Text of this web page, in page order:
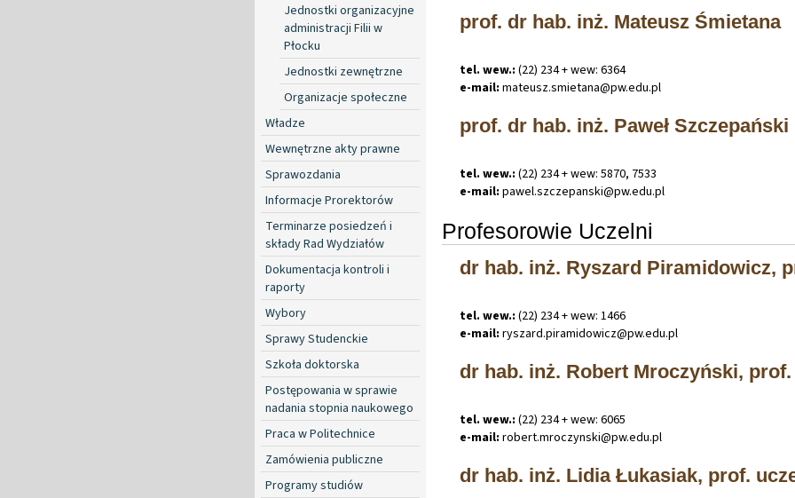
Jednostki organizacyjne
administracji Filii w
Płocku
Jednostki zewnętrzne
Organizacje społeczne
Władze
Wewnętrzne akty prawne
Sprawozdania
Informacje Prorektorów
Terminarze posiedzeń i
składy Rad Wydziałów
Dokumentacja kontroli i
raporty
Wybory
Sprawy Studenckie
Szkoła doktorska
Postępowania w sprawie
nadania stopnia naukowego
Praca w Politechnice
Zamówienia publiczne
Programy studiów
prof. dr hab. inż. Mateusz Śmietana
tel. wew.: (22) 234 + wew: 6364
e-mail: mateusz.smietana@pw.edu.pl
prof. dr hab. inż. Paweł Szczepański
tel. wew.: (22) 234 + wew: 5870, 7533
e-mail: pawel.szczepanski@pw.edu.pl
Profesorowie Uczelni
dr hab. inż. Ryszard Piramidowicz,
tel. wew.: (22) 234 + wew: 1466
e-mail: ryszard.piramidowicz@pw.edu.pl
dr hab. inż. Robert Mroczyński,
tel. wew.: (22) 234 + wew: 6065
e-mail: robert.mroczynski@pw.edu.pl
dr hab. inż. Lidia Łukasiak, prof.